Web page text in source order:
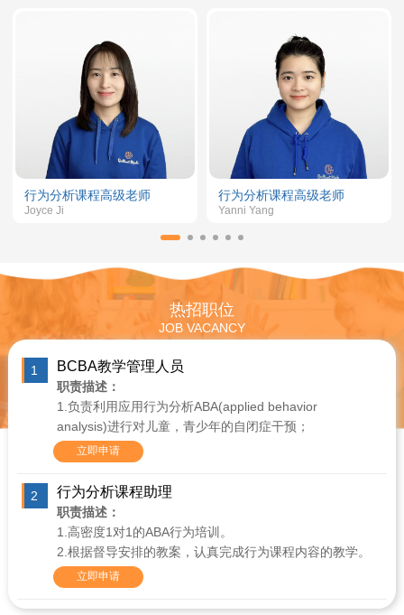
行为分析课程高级老师
Joyce Ji
行为分析课程高级老师
Yanni Yang
热招职位
JOB VACANCY
1 BCBA教学管理人员
职责描述：
1.负责利用应用行为分析ABA(applied behavior
analysis)进行对儿童，青少年的自闭症干预；
2.负责制定、管理、优化学生课程，跟进教学质量；
3.负责与公司顾问及督导合作，做好教学体系、教师培训
体系的搭建;
4.负责公司教研工作的组织，带领教学团队开展国内外教
学科研、调研。
任职要求:
1.硕士及以上学历，年龄不限，应用行为分析、特殊教
育、心理学及相关专业；
立即申请
2 行为分析课程助理
职责描述：
1.高密度1对1的ABA行为培训。
2.根据督导安排的教案，认真完成行为课程内容的教学。
3.根据课程的完成情况及学员的课堂反应，能及时有效的
与督导沟通并作出调整。
立即申请